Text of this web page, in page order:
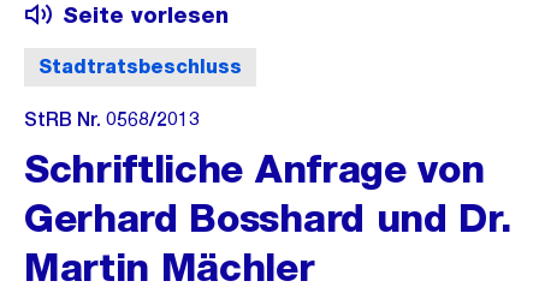
Stadtratsbeschluss
Seite vorlesen
StRB Nr. 0568/2013
Schriftliche Anfrage von
Gerhard Bosshard und Dr.
Martin Mächler